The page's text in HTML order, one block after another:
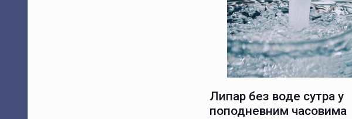
Липар без воде сутра у
поподневним часовима